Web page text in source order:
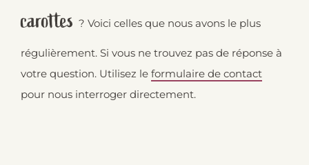
carottes ? Voici celles que nous avons le plus
régulièrement. Si vous ne trouvez pas de réponse à
votre question. Utilisez le formulaire de contact
pour nous interroger directement.